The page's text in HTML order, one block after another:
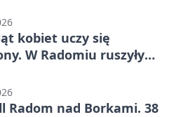
kobiet uczy się
W Radomiu ruszyły
Radom nad Borkami. 38